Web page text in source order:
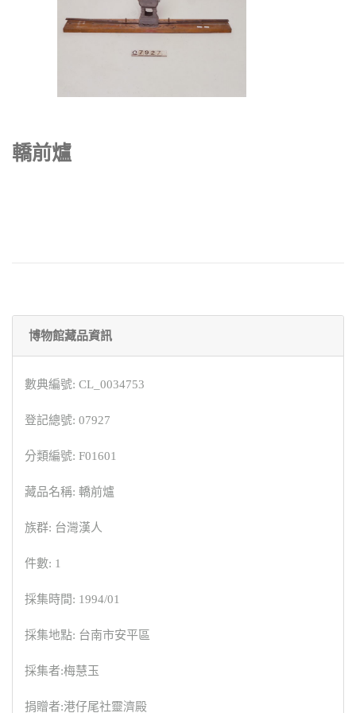
轎前爐
博物館藏品資訊
數典編號: CL_0034753
登記總號: 07927
分類編號: F01601
藏品名稱: 轎前爐
族群: 台灣漢人
件數: 1
採集時間: 1994/01
採集地點: 台南市安平區
採集者:梅慧玉
捐贈者:港仔尾社靈濟殿